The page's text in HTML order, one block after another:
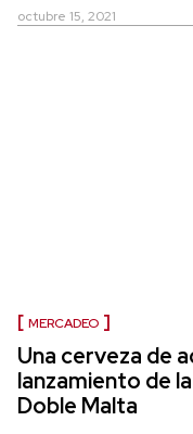
octubre 15, 2021
MERCADEO
Una cerveza de
lanzamiento de
Doble Malta